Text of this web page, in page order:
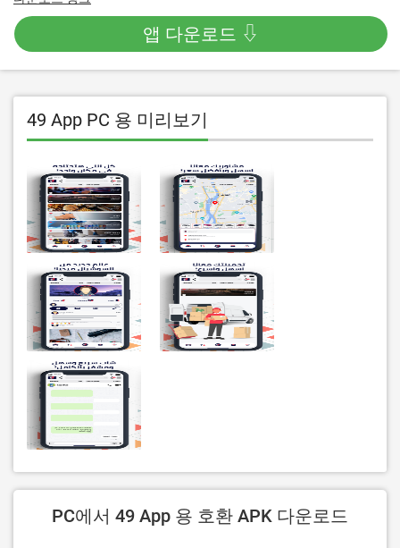
앱 다운로드 ⇩
49 App PC 용 미리보기
PC에서 49 App 용 호환 APK 다운로드